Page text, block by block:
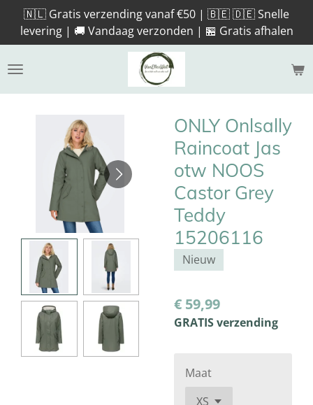
direct
naar
de
🇳🇱 Gratis verzending vanaf €50 | 🇧🇪 🇩🇪 Snelle
levering | 🚚 Vandaag verzonden | 🏪 Gratis afhalen
ONLY Onlsally
Raincoat Jas
otw NOOS
Castor Grey
Teddy
15206116
Nieuw
€ 59,99
GRATIS verzending
Maat